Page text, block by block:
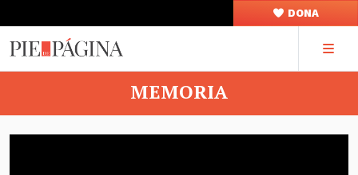
DONA
MEMORIA